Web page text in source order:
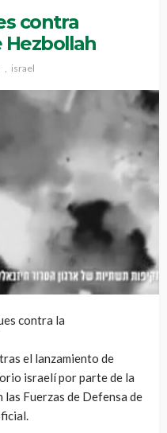
contra
israel
contra la
el lanzamiento de
israelí por parte de la
Fuerzas de Defensa de